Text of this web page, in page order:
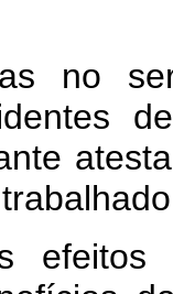
no
efeitos